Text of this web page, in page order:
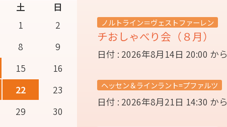
土
日
1
2
8
9
15
16
22
23
29
30
ノルトライン＝ヴェストファーレン
チおしゃべり会（８月）
日付 : 2026年8月14日 20:00 から
ヘッセン＆ラインラント=プファルツ
日付 : 2026年8月21日 14:30 から